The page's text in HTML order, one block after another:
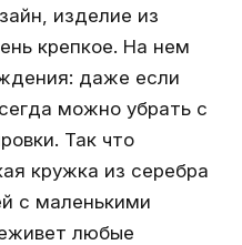
изделие из
крепкое. На нем
даже если
можно убрать с
Так что
кружка из серебра
с маленькими
любые